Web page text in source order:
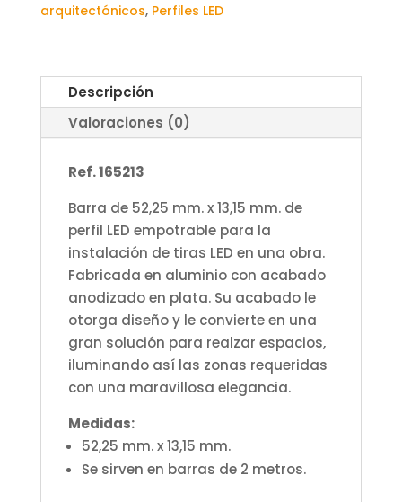
arquitectónicos, Perfiles LED
Descripción
Valoraciones (0)
Ref. 165213
Barra de 52,25 mm. x 13,15 mm. de
perfil LED empotrable para la
instalación de tiras LED en una obra.
Fabricada en aluminio con acabado
anodizado en plata. Su acabado le
otorga diseño y le convierte en una
gran solución para realzar espacios,
iluminando así las zonas requeridas
con una maravillosa elegancia.
Medidas:
52,25 mm. x 13,15 mm.
Se sirven en barras de 2 metros.